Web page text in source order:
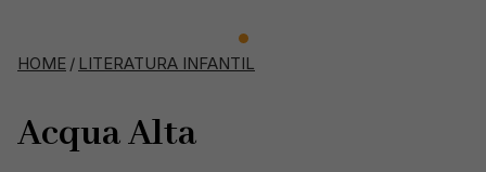
HOME / LITERATURA INFANTIL
Acqua Alta